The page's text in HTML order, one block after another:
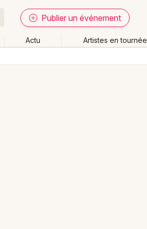
Publier un événement
Actu Artistes en tournée